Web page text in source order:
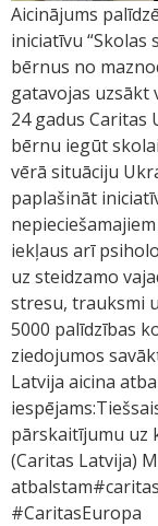
Aicinājums
iniciatīvu “Skolas
bērnus no
gatavojas uzsākt
24 gadus
bērnu iegūt
vērā situāciju
paplašināt
iekļaus arī
uz steidzamo
stresu, trauksmi
5000 palīdzības
ziedojumos
Latvija aicina
pārskaitījumu uz
(Caritas Latvija)
#CaritasEuropa